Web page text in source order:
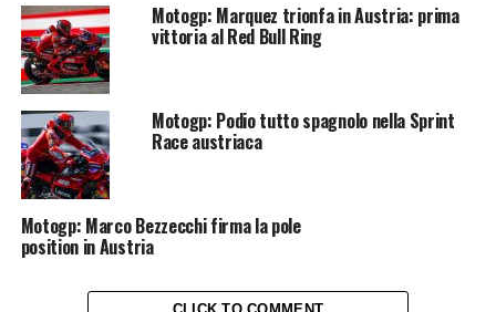
Motogp: Marquez trionfa in Austria: prima
vittoria al Red Bull Ring
Motogp: Podio tutto spagnolo nella Sprint
Race austriaca
Motogp: Marco Bezzecchi firma la pole
position in Austria